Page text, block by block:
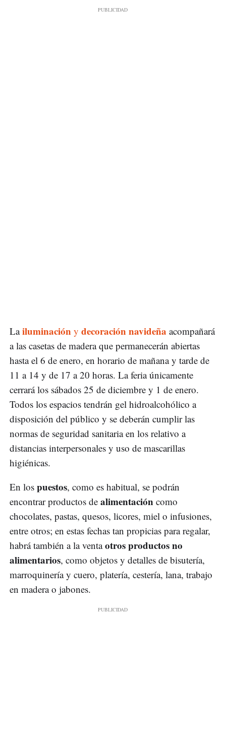
Lailuminación y decoración navideña acompañará
a las casetas de madera que permanecerán abiertas
hasta el 6 de enero, en horario de mañana y tarde de
11 a 14 y de 17 a 20 horas. La feria únicamente
cerrará los sábados 25 de diciembre y 1 de enero.
Todos los espacios tendrán gel hidroalcohólico a
disposición del público y se deberán cumplir las
normas de seguridad sanitaria en los relativo a
distancias interpersonales y uso de mascarillas
higiénicas.
En los puestos, como es habitual, se podrán
encontrar productos de alimentación como
chocolates, pastas, quesos, licores, miel o infusiones,
entre otros; en estas fechas tan propicias para regalar,
habrá también a la ventaotros productos no
alimentarios, como objetos y detalles de bisutería,
marroquinería y cuero, platería, cestería, lana, trabajo
en madera o jabones.